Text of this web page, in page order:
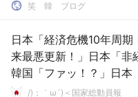
笑 韓 ブログ
日本「経済危機10年周
来最悪更新！」日本「非
韓国「ファッ！？」日本
→
/)；｀ω´)＜国家総動員報